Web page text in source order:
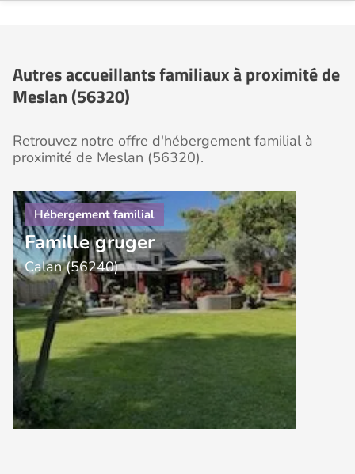
Autres accueillants familiaux à proximité de
Meslan (56320)
Retrouvez notre offre d'hébergement familial à
proximité de Meslan (56320).
Famille gruger
Calan (56240)